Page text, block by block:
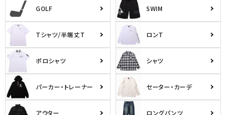
GOLF SWIM
Tシャツ/半端丈T ロンT
ポロシャツ シャツ
パーカー・トレーナー セーター・カーデ
アウター ロングパンツ